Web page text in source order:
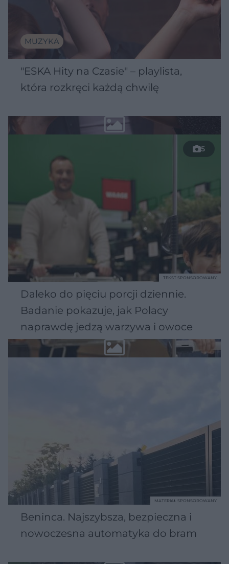
MUZYKA
"ESKA Hity na Czasie" – playlista,
która rozkręci każdą chwilę
5
Daleko do pięciu porcji dziennie.
Badanie pokazuje, jak Polacy
naprawdę jedzą warzywa i owoce
TEKST SPONSOROWANY
Beninca. Najszybsza, bezpieczna i
nowoczesna automatyka do bram
MATERIAŁ SPONSOROWANY